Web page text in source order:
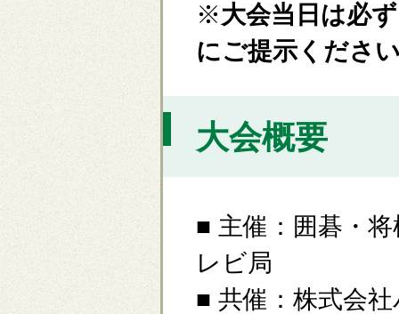
※大会当日は必
にご提示くださ
大会概要
■ 主催：囲碁・
レビ局
■ 共催：株式会